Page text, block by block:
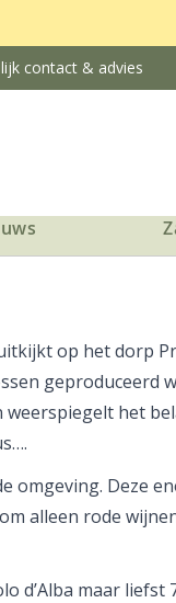
contact & advies
op het dorp
geproduceerd
het
omgeving. Deze
alleen rode
maar liefst